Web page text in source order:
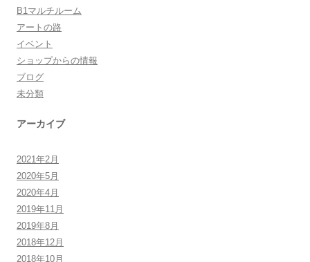
B1マルチルーム
アートの路
イベント
ショップからの情報
ブログ
未分類
アーカイブ
2021年2月
2020年5月
2020年4月
2019年11月
2019年8月
2018年12月
2018年10月